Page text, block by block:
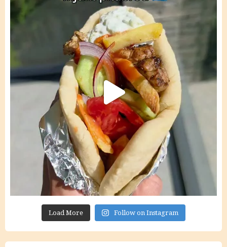
Load More Follow on Instagram